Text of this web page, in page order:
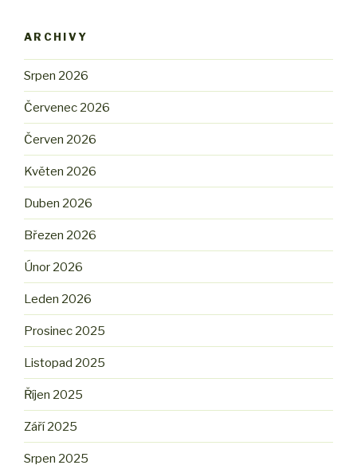
ARCHIVY
Srpen 2026
Červenec 2026
Červen 2026
Květen 2026
Duben 2026
Březen 2026
Únor 2026
Leden 2026
Prosinec 2025
Listopad 2025
Říjen 2025
Září 2025
Srpen 2025